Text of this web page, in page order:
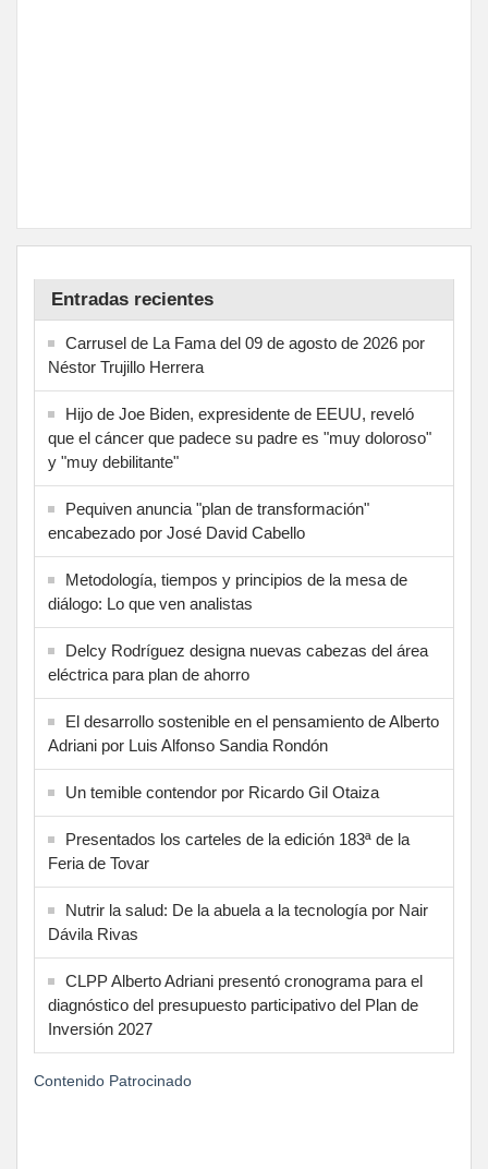
Entradas recientes
Carrusel de La Fama del 09 de agosto de 2026 por
Néstor Trujillo Herrera
Hijo de Joe Biden, expresidente de EEUU, reveló
que el cáncer que padece su padre es "muy doloroso"
y "muy debilitante"
Pequiven anuncia "plan de transformación"
encabezado por José David Cabello
Metodología, tiempos y principios de la mesa de
diálogo: Lo que ven analistas
Delcy Rodríguez designa nuevas cabezas del área
eléctrica para plan de ahorro
El desarrollo sostenible en el pensamiento de Alberto
Adriani por Luis Alfonso Sandia Rondón
Un temible contendor por Ricardo Gil Otaiza
Presentados los carteles de la edición 183ª de la
Feria de Tovar
Nutrir la salud: De la abuela a la tecnología por Nair
Dávila Rivas
CLPP Alberto Adriani presentó cronograma para el
diagnóstico del presupuesto participativo del Plan de
Inversión 2027
Contenido Patrocinado